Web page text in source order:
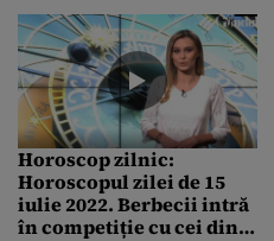
anunța tragedia de peste
noapte”
Horoscop zilnic:
Horoscopul zilei de 15
iulie 2022. Berbecii intră
în competiție cu cei din